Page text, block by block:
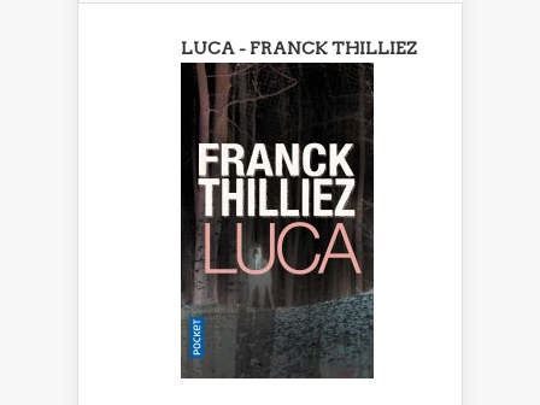
LUCA - FRANCK THILLIEZ